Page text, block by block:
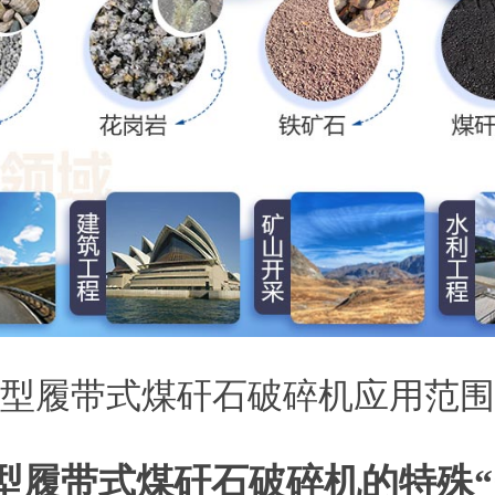
履带式煤矸石破碎机应用范
履带式煤矸石破碎机的特殊